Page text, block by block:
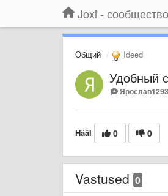
Общий Ideed
Удобный
Hääl 0 0
Vastused 0